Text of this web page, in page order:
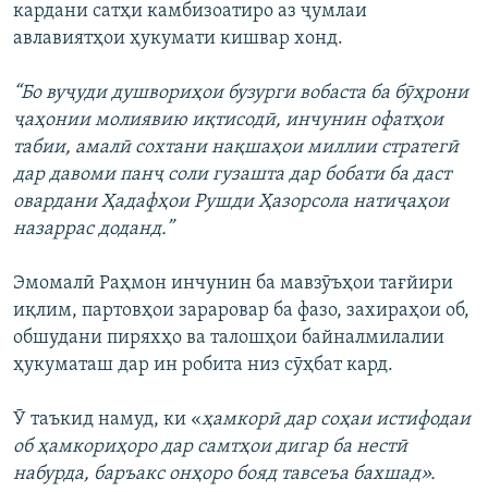
кардани сатҳи камбизоатиро аз ҷумлаи
авлавиятҳои ҳукумати кишвар хонд.
“Бо вуҷуди душвориҳои бузурги вобаста ба бӯҳрони
ҷаҳонии молиявию иқтисодӣ, инчунин офатҳои
табии, амалӣ сохтани нақшаҳои миллии стратегӣ
дар давоми панҷ соли гузашта дар бобати ба даст
овардани Ҳадафҳои Рушди Ҳазорсола натиҷаҳои
назаррас доданд.”
Эмомалӣ Раҳмон инчунин ба мавзӯъҳои тағйири
иқлим, партовҳои зараровар ба фазо, захираҳои об,
обшудани пиряхҳо ва талошҳои байналмилалии
ҳукуматаш дар ин робита низ сӯҳбат кард.
Ӯ таъкид намуд, ки «ҳамкорӣ дар соҳаи истифодаи
об ҳамкориҳоро дар самтҳои дигар ба нестӣ
набурда, баръакс онҳоро бояд тавсеъа бахшад».